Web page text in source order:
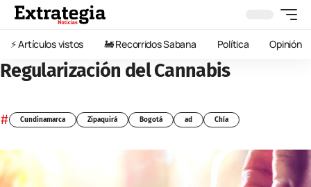
⚡️ Artículos vistos 🚂 Recorridos Sabana Política Opinión
Regularización del Cannabis
# Cundinamarca Zipaquirá Bogotá ad Chía